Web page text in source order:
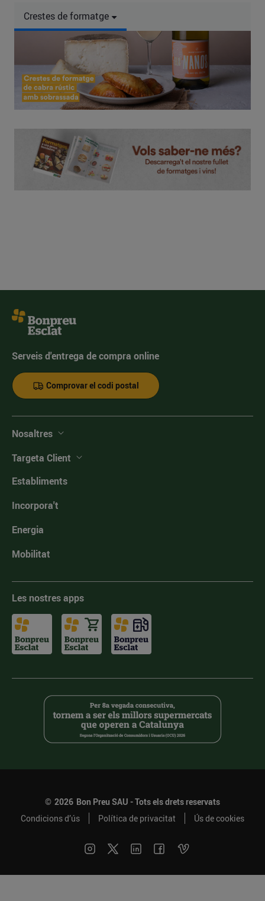
Crestes de formatge
Serveis d'entrega de compra online
Comprovar el codi postal
Nosaltres
Targeta Client
Establiments
Incorpora't
Energia
Mobilitat
Les nostres apps
© 2026 Bon Preu SAU - Tots els drets reservats
Condicions d’ús
Política de privacitat Ús de cookies